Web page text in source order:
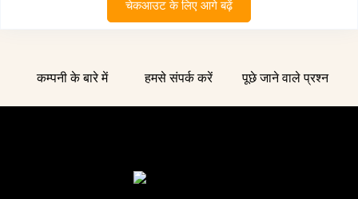
चेकआउट के लिए आगे बढ़ें
कम्पनी के बारे में हमसे संपर्क करें पूछे जाने वाले प्रश्न